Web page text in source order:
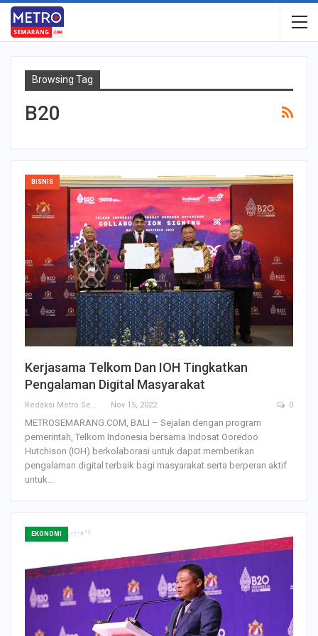
Browsing Tag
B20
BISNIS
Kerjasama Telkom Dan IOH Tingkatkan
Pengalaman Digital Masyarakat
Redaksi Metro Semarang Nov 15, 2022 0
METROSEMARANG.COM, BALI – Sejalan dengan program
pemerintah, Telkom Indonesia bersama Indosat Ooredoo
Hutchison (IOH) berkolaborasi untuk dapat memberikan
pengalaman digital terbaik bagi masyarakat serta berperan aktif
untuk…
EKONOMI